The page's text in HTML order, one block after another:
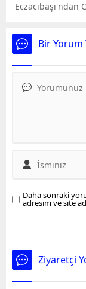
Eczacıbaşı'ndan
medyasına
Filenin Sultanları,
Baladın, Zehra
ile ilgili sorulara
Bir Yorum
Daha sonraki
adresim ve site
Ziyaretçi